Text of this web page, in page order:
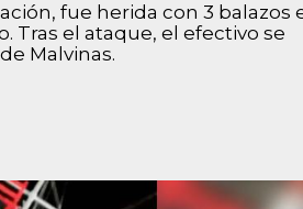
fue herida con 3 balazos
Tras el ataque, el efectivo se
Malvinas.